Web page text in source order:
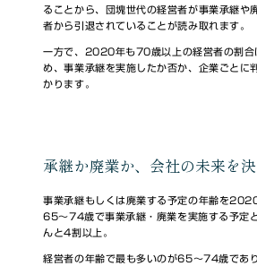
ることから、団塊世代の経営者が事業承継や
者から引退されていることが読み取れます。
一方で、2020年も70歳以上の経営者の割合
め、事業承継を実施したか否か、企業ごとに
かります。
承継か廃業か、会社の未来を
事業承継もしくは廃業する予定の年齢を
65～74歳で事業承継・廃業を実施する予定
んと4割以上。
経営者の年齢で最も多いのが65～74歳であ